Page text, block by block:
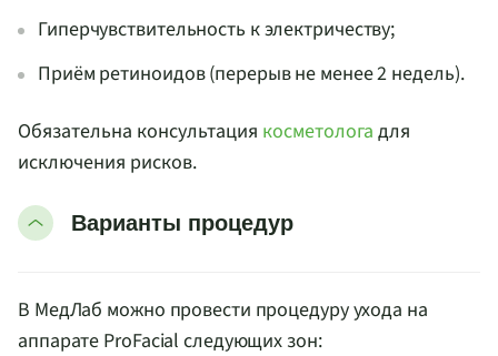
Гиперчувствительность к электричеству;
Приём ретиноидов (перерыв не менее 2 недель).
Обязательна консультация косметолога для
исключения рисков.
Варианты процедур
В МедЛаб можно провести процедуру ухода на
аппарате ProFacial следующих зон: